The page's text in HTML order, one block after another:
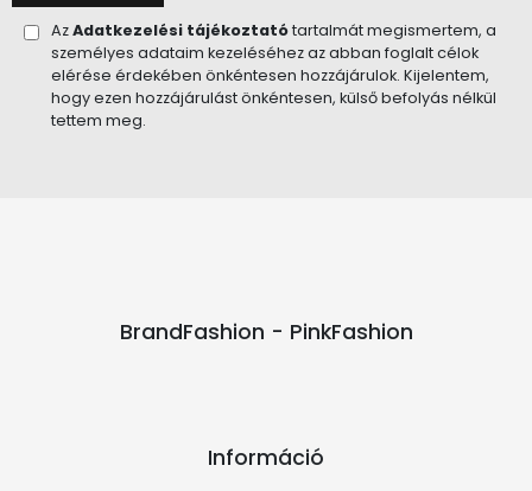
AzAdatkezelési tájékoztatótartalmát megismertem, a
személyes adataim kezeléséhez az abban foglalt célok
elérése érdekében önkéntesen hozzájárulok. Kijelentem,
hogy ezen hozzájárulást önkéntesen, külső befolyás nélkül
tettem meg.
BrandFashion - PinkFashion
Információ